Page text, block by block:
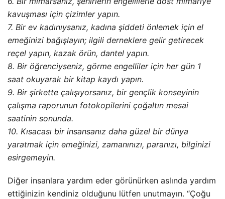
kavuşması için çizimler yapın.
7. Bir ev kadınıysanız, kadına şiddeti önlemek için el
emeğinizi bağışlayın; ilgili derneklere gelir getirecek
reçel yapın, kazak örün, dantel yapın.
8. Bir öğrenciyseniz, görme engelliler için her gün 1
saat okuyarak bir kitap kaydı yapın.
9. Bir şirkette çalışıyorsanız, bir gençlik konseyinin
çalışma raporunun fotokopilerini çoğaltın mesai
saatinin sonunda.
10. Kısacası bir insansanız daha güzel bir dünya
yaratmak için emeğinizi, zamanınızı, paranızı, bilginizi
esirgemeyin.
Diğer insanlara yardım eder görünürken aslında yardım
ettiğinizin kendiniz olduğunu lütfen unutmayın. “Çoğu